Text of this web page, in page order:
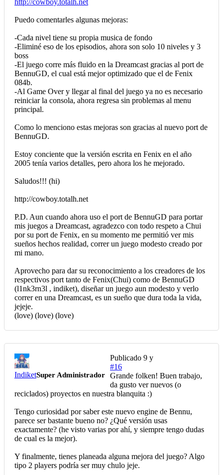
Puedo comentarles algunas mejoras:
-Cada nivel tiene su propia musica de fondo
-Eliminé eso de los episodios, ahora son solo 10 niveles y 3
boss
-El juego corre más fluido en la Dreamcast gracias al port de
BennuGD, el cual está mejor optimizado que el de Fenix
084b.
-Al Game Over y llegar al final del juego ya no es necesario
reiniciar la consola, ahora regresa sin problemas al menu
principal.
Como lo menciono estas mejoras son gracias al nuevo port de
BennuGD.
Estoy conciente que la versión escrita en Fenix en el año
2005 tenía varios detalles, pero ahora los he mejorado.
Saludos!!! (hi)
http://cowboy.totalh.net
P.D. Aun cuando ahora uso el port de BennuGD para portar
mis juegos a Dreamcast, agradezco con todo respeto a Chui
por su port de Fenix, en su momento me permitió ver mis
sueños hechos realidad, correr un juego modesto creado por
mi mano.
Aprovecho para dar su reconocimiento a los creadores de los
respectivos port tanto de Fenix(Chui) como de BennuGD
(l1nk3rn3l , indiket), diseñar un juego aun modesto y verlo
correr en una Dreamcast, es un sueño que dura toda la vida,
jejeje.
(love) (love) (love)
IndiketSuper Administrador
Publicado 9 y
#16
Grande folken! Buen trabajo,
da gusto ver nuevos (o
reciclados) proyectos en nuestra blanquita :)
Tengo curiosidad por saber este nuevo engine de Bennu,
parece ser bastante bueno no? ¿Qué versión usas
exactamente? (he visto varias por ahí, y siempre tengo dudas
de cual es la mejor).
Y finalmente, tienes planeada alguna mejora del juego? Algo
tipo 2 players podría ser muy chulo jeje.